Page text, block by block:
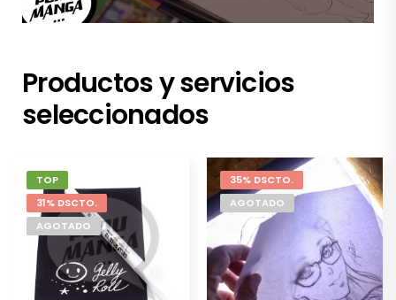
Productos y servicios
seleccionados
TOP
31% DSCTO.
AGOTADO
35% DSCTO.
AGOTADO